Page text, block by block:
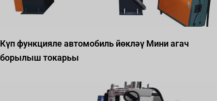
Күп функцияле автомобиль йөкләү Мини агач
борылыш токарьы